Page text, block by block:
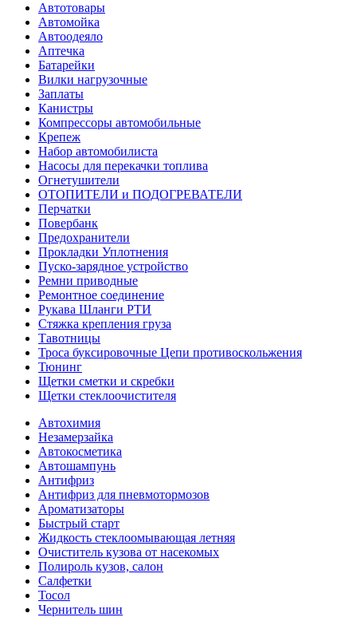
Автотовары
Автомойка
Автоодеяло
Аптечка
Батарейки
Вилки нагрузочные
Заплаты
Канистры
Компрессоры автомобильные
Крепеж
Набор автомобилиста
Насосы для перекачки топлива
Огнетушители
ОТОПИТЕЛИ и ПОДОГРЕВАТЕЛИ
Перчатки
Повербанк
Предохранители
Прокладки Уплотнения
Пуско-зарядное устройство
Ремни приводные
Ремонтное соединение
Рукава Шланги РТИ
Стяжка крепления груза
Тавотницы
Троса буксировочные Цепи противоскольжения
Тюнинг
Щетки сметки и скребки
Щетки стеклоочистителя
Автохимия
Незамерзайка
Автокосметика
Автошампунь
Антифриз
Антифриз для пневмотормозов
Ароматизаторы
Быстрый старт
Жидкость стеклоомывающая летняя
Очиститель кузова от насекомых
Полироль кузов, салон
Салфетки
Тосол
Чернитель шин